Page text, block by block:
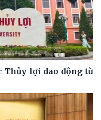
Thủy lợi dao động từ